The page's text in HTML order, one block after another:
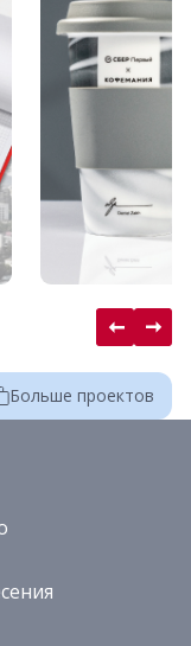
Больше проектов